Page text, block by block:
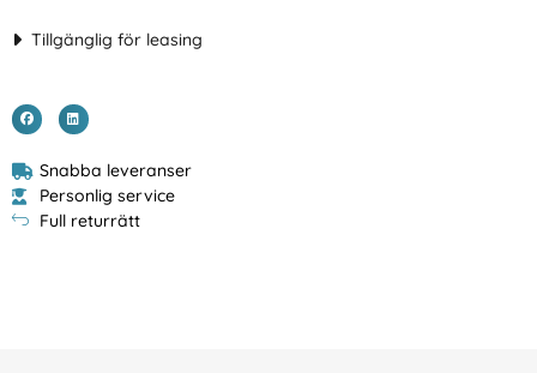
Tillgänglig för leasing
Snabba leveranser
Personlig service
Full returrätt